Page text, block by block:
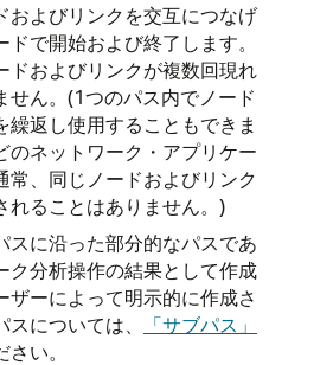
およびリンクを交互につなげ
ドで開始および終了します。
ドおよびリンクが複数回現れ
せん。(1つのパス内でノード
繰返し使用することもできま
のネットワーク・アプリケー
常、同じノードおよびリンク
れることはありません。)
スに沿った部分的なパスであ
ク分析操作の結果として作成
ザーによって明示的に作成さ
については、
「サブパス」
い。